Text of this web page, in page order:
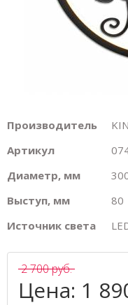
Производитель
Артикул
Диаметр, мм
Выступ, мм
80
Источник света
2 700 руб.
Цена: 1